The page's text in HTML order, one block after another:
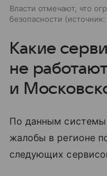
Власти отмечают, что
безопасности
источник:
Какие
не
и
По данным системы
жалобы в регионе
следующих